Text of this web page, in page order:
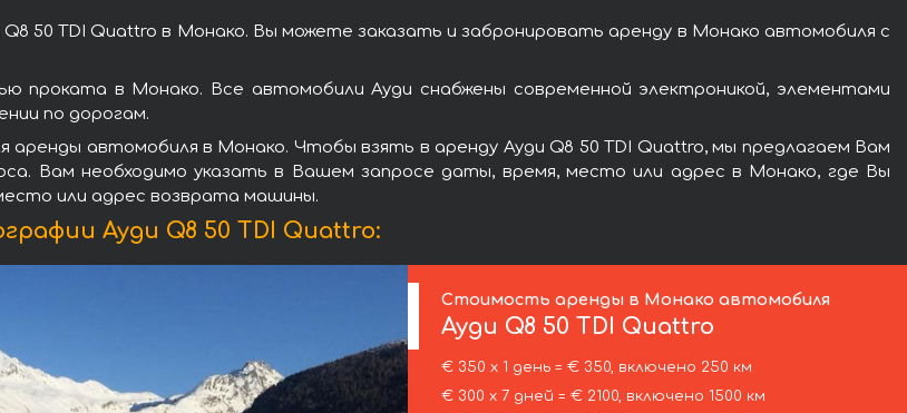
50 TDI Quattro в Монако. Вы можете заказать и забронировать аренду в Монако автомобиля с
проката в Монако. Все автомобили Ауди снабжены современной электроникой, элементами
по дорогам.
аренды автомобиля в Монако. Чтобы взять в аренду Ауди Q8 50 TDI Quattro, мы предлагаем Вам
Вам необходимо указать в Вашем запросе даты, время, место или адрес в Монако, где Вы
или адрес возврата машины.
Ауди Q8 50 TDI Quattro:
Стоимость аренды в Монако автомобиля
Ауди Q8 50 TDI Quattro
€ 350 х 1 день = € 350, включено 250 км
€ 300 х 7 дней = € 2100, включено 1500 км